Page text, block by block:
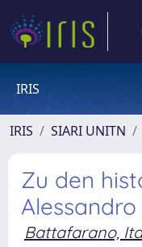
IRIS
IRIS SIARI UNITN
Zu den
Battafarano,